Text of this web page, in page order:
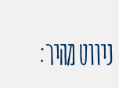
ניווט מהיר: